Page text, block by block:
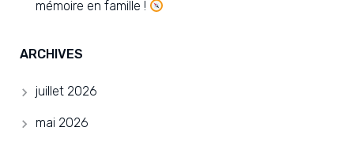
mémoire en famille !
ARCHIVES
juillet 2026
mai 2026